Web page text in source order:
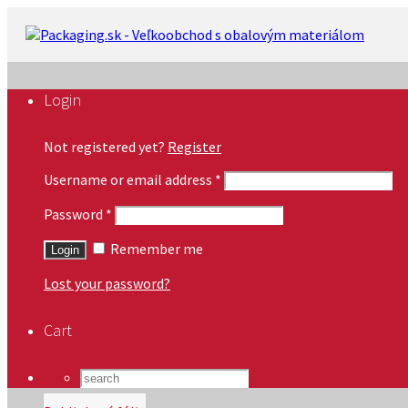
Login
Not registered yet? Register
Username or email address *
Password *
Remember me
Lost your password?
Cart